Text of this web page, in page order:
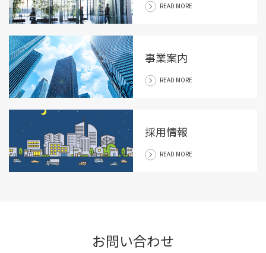
READ MORE
事業案内
READ MORE
採用情報
READ MORE
お問い合わせ